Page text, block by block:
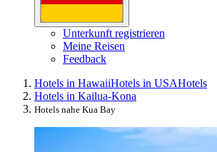
Unterkunft registrieren
Meine Reisen
Feedback
Hotels in HawaiiHotels in USAHotels
Hotels in Kailua-Kona
Hotels nahe Kua Bay